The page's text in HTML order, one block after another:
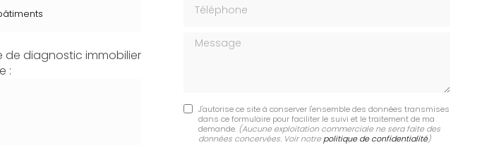
de diagnostic immobilier
:
Message
J'autorise ce site à conserver l'ensemble des données transmises
dans ce formulaire pour faciliter le suivi et le traitement de ma
demande. (Aucune exploitation commerciale ne sera faite des
données concervées. Voir notre politique de confidentialité)